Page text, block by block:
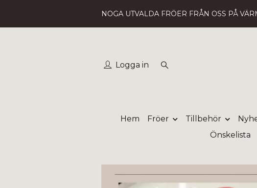
NOGA UTVALDA FRÖER FRÅN OSS PÅ
Logga in
Hem Fröer Tillbehör
Önskelista